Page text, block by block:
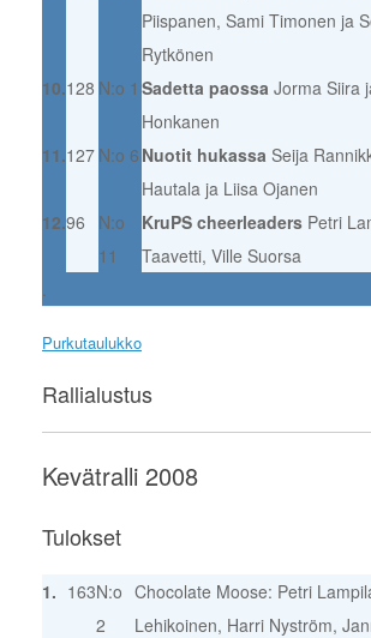
Piispanen, Sami Timonen ja
Rytkönen
10.128 N:o 1 Sadetta paossa Jorma Siira
Honkanen
11.127 N:o 6 Nuotit hukassa Seija
Hautala ja Liisa Ojanen
12.96
N:o
11
KruPS cheerleaders Petri
Taavetti, Ville Suorsa
.
Purkutaulukko
Rallialustus
Kevätralli 2008
Tulokset
1. 163N:o
2
Chocolate Moose: Petri
Lehikoinen, Harri Nyström,